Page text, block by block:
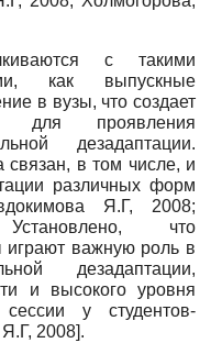
с такими
как выпускные
в вузы, что создает
для проявления
дезадаптации.
связан, в том числе, и
различных форм
Я.Г, 2008;
что
играют важную роль в
дезадаптации,
и высокого уровня
у студентов-
2008].